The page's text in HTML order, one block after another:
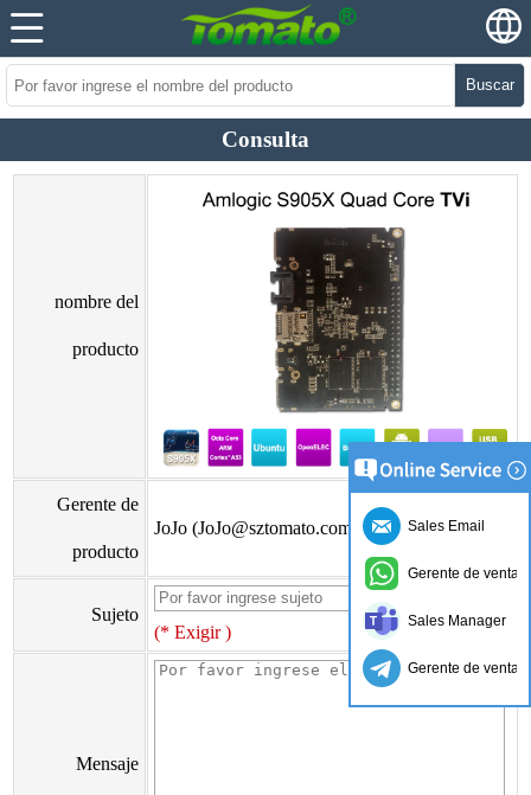
Buscar
Consulta
nombre del
producto
Gerente de
producto
JoJo (JoJo@sztomato.com)
Sujeto
(* Exigir )
Mensaje
Sales Email
Gerente de ventas
Sales Manager
Gerente de ventas